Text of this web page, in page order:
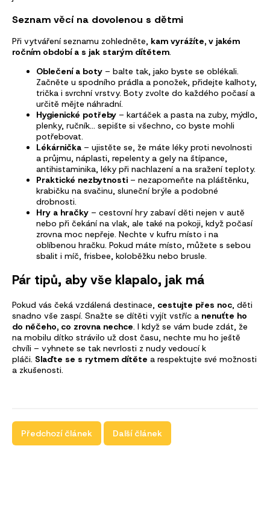
Seznam věcí na dovolenou s dětmi
Při vytváření seznamu zohledněte, kam vyrážíte, v jakém
ročním období a s jak starým dítětem.
Oblečení a boty – balte tak, jako byste se oblékali.
Začněte u spodního prádla a ponožek, přidejte kalhoty,
trička i svrchní vrstvy. Boty zvolte do každého počasí a
určitě mějte náhradní.
Hygienické potřeby – kartáček a pasta na zuby, mýdlo,
plenky, ručník… sepište si všechno, co byste mohli
potřebovat.
Lékárnička – ujistěte se, že máte léky proti nevolnosti
a průjmu, náplasti, repelenty a gely na štípance,
antihistaminika, léky při nachlazení a na sražení teploty.
Praktické nezbytnosti – nezapomeňte na pláštěnku,
krabičku na svačinu, sluneční brýle a podobné
drobnosti.
Hry a hračky – cestovní hry zabaví děti nejen v autě
nebo při čekání na vlak, ale také na pokoji, když počasí
zrovna moc nepřeje. Nechte v kufru místo i na
oblíbenou hračku. Pokud máte místo, můžete s sebou
sbalit i míč, frisbee, koloběžku nebo brusle.
Pár tipů, aby vše klapalo, jak má
Pokud vás čeká vzdálená destinace, cestujte přes noc, děti
snadno vše zaspí. Snažte se dítěti vyjít vstříc a nenuťte ho
do něčeho, co zrovna nechce. I když se vám bude zdát, že
na mobilu dítko strávilo už dost času, nechte mu ho ještě
chvíli – vyhnete se tak nevrlosti z nudy vedoucí k
pláči. Slaďte se s rytmem dítěte a respektujte své možnosti
a zkušenosti.
Předchozí článek Další článek